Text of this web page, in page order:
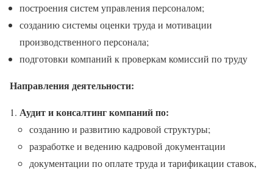
построения систем управления персоналом;
созданию системы оценки труда и мотивации
производственного персонала;
подготовки компаний к проверкам комиссий по труду
Направления деятельности:
Аудит и консалтинг компаний по:
созданию и развитию кадровой структуры;
разработке и ведению кадровой документации
документации по оплате труда и тарификации ставок,